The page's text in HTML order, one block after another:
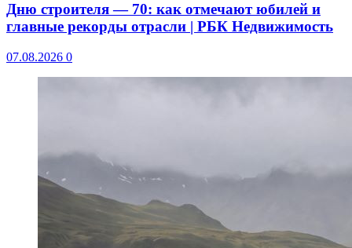
Дню строителя — 70: как отмечают юбилей и
главные рекорды отрасли | РБК Недвижимость
07.08.2026 0